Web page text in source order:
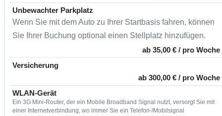
Unbewachter Parkplatz
Wenn Sie mit dem Auto zu Ihrer Startbasis fahren, können
Sie Ihrer Buchung optional einen Stellplatz hinzufügen.
ab 35,00 € / pro Woche
Versicherung
ab 300,00 € / pro Woche
WLAN-Gerät
Ein 3G Mini-Router, der ein Mobile Broadband Signal nutzt, versorgt Sie mit
einer Internetverbindung, wo immer Sie ein Telefon-/Mobilsignal